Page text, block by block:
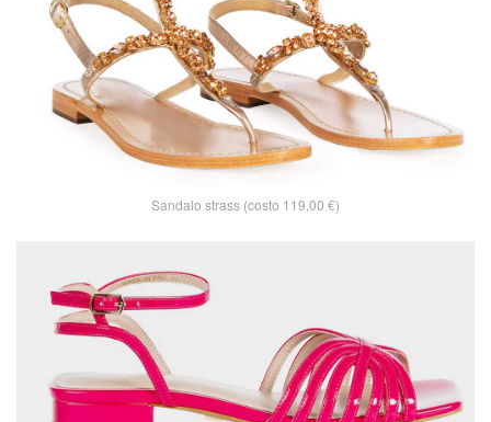
Sandalo strass (costo 119,00 €)